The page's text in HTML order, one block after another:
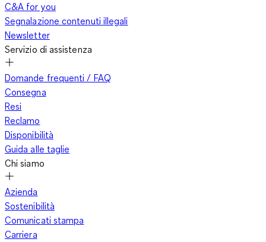
C&A for you
Segnalazione contenuti illegali
Newsletter
Servizio di assistenza
Domande frequenti / FAQ
Consegna
Resi
Reclamo
Disponibilità
Guida alle taglie
Chi siamo
Azienda
Sostenibilità
Comunicati stampa
Carriera